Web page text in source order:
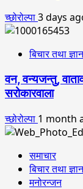
च्छोरोल्पा3 days
बिचार तथा ज्ञान
वन, वन्यजन्तु,
सरोकारवाला
च्छोरोल्पा 1 month
समाचार
बिचार तथा ज्ञान
मनोरन्जन